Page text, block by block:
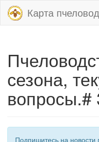
Карта
сезона,
вопросы.#
Подпишитесь на новости